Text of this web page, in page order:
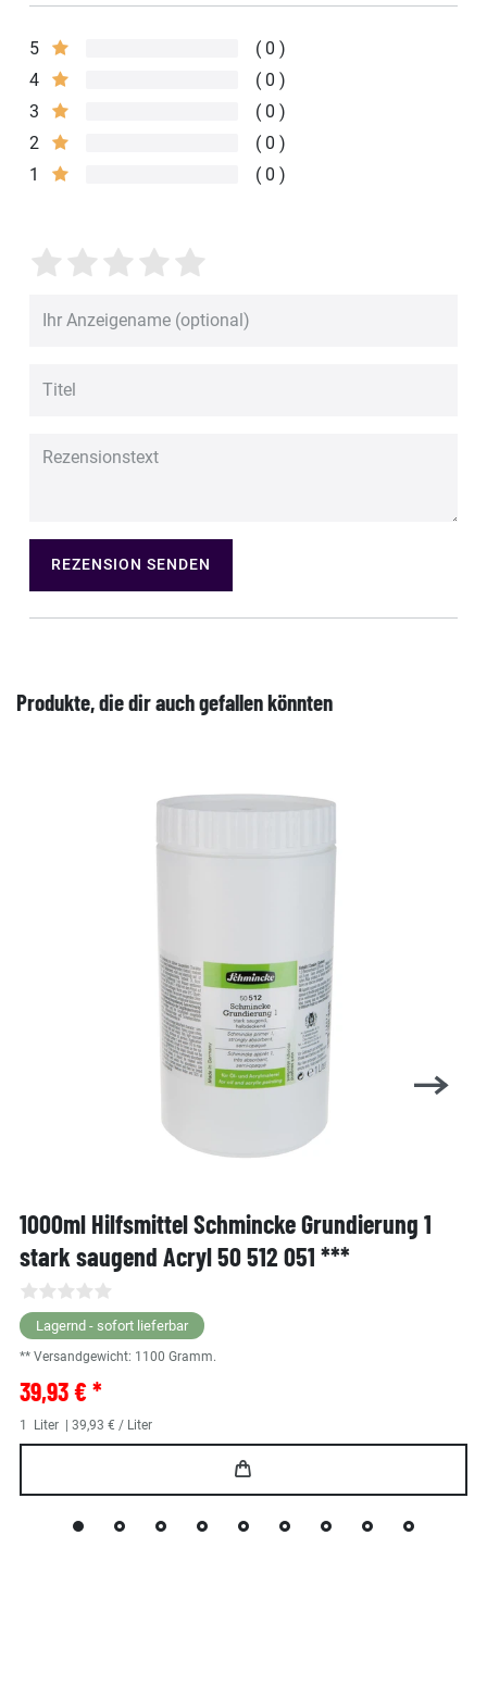
5
0
4
0
3
0
2
0
1
0
REZENSION SENDEN
Produkte, die dir auch gefallen könnten
1000ml Hilfsmittel Schmincke Grundierung 1
stark saugend Acryl 50 512 051 ***
Lagernd - sofort lieferbar
** Versandgewicht: 1100 Gramm.
39,93 € *
1 Liter | 39,93 € / Liter